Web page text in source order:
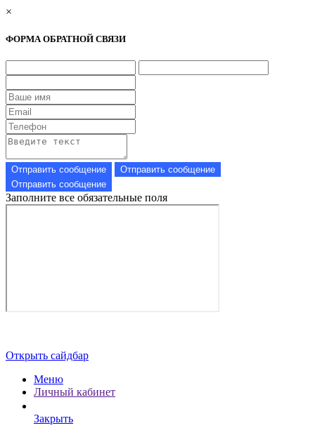
×
ФОРМА ОБРАТНОЙ СВЯЗИ
Заполните все обязательные поля
Открыть сайдбар
Меню
Личный кабинет
Закрыть